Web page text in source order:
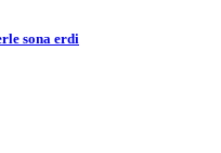
sona erdi